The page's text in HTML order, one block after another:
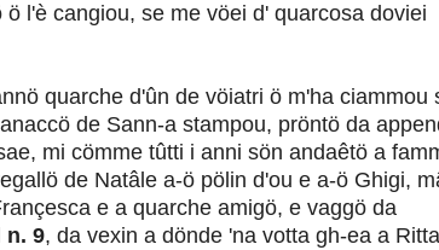
l'è cangiou, se me vöei d' quarcosa doviei
ö quarche d'ûn de vöiatri ö m'ha ciammou
de Sann-a stampou, pröntö da
mi cömme tûtti i anni sön andaêtö a
de Natâle a-ö pölin d'ou e a-ö Ghigi,
e a quarche amigö, e vaggö da
n. 9, da vexin a dönde 'na votta gh-ea a